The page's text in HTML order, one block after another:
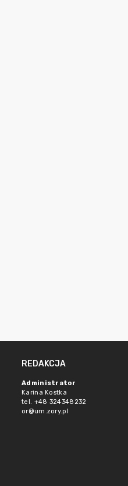
REDAKCJA
Administrator
Karina Kostka
tel. +48 324348232
or@um.zory.pl